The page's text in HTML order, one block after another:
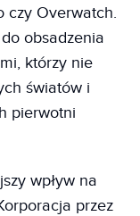
czy Overwatch.
obsadzenia
którzy nie
światów i
pierwotni
wpływ na
przez